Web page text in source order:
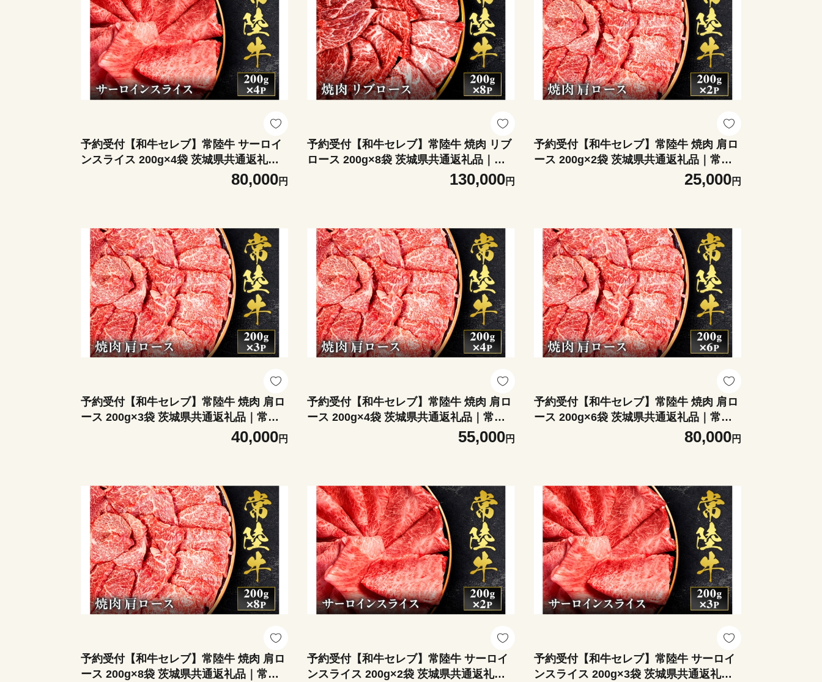
予約受付【和牛セレブ】常陸牛 サーロイ
ンスライス 200g×4袋 茨城県共通返礼品
｜常陸牛 サーロインスライス [2295]
80,000円
予約受付【和牛セレブ】常陸牛 焼肉 リブ
ロース 200g×8袋 茨城県共通返礼品｜常
130,000円
予約受付【和牛セレブ】常陸牛 焼肉 肩ロ
ース 200g×2袋 茨城県共通返礼品｜常陸
25,000円
予約受付【和牛セレブ】常陸牛 焼肉 肩ロ
ース 200g×3袋 茨城県共通返礼品｜常陸
40,000円
予約受付【和牛セレブ】常陸牛 焼肉 肩ロ
ース 200g×4袋 茨城県共通返礼品｜常陸
55,000円
予約受付【和牛セレブ】常陸牛 焼肉 肩ロ
ース 200g×6袋 茨城県共通返礼品｜常陸
80,000円
予約受付【和牛セレブ】常陸牛 焼肉 肩ロ
ース 200g×8袋 茨城県共通返礼品｜常陸
予約受付【和牛セレブ】常陸牛 サーロイ
ンスライス 200g×2袋 茨城県共通返礼品
予約受付【和牛セレブ】常陸牛 サーロイ
ンスライス 200g×3袋 茨城県共通返礼品